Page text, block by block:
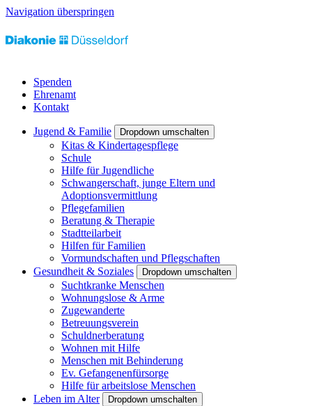
Navigation überspringen
Spenden
Ehrenamt
Kontakt
Jugend & Familie Dropdown umschalten
Kitas & Kindertagespflege
Schule
Hilfe für Jugendliche
Schwangerschaft, junge Eltern und
Adoptionsvermittlung
Pflegefamilien
Beratung & Therapie
Stadtteilarbeit
Hilfen für Familien
Vormundschaften und Pflegschaften
Gesundheit & Soziales
Dropdown umschalten
Suchtkranke Menschen
Wohnungslose & Arme
Zugewanderte
Betreuungsverein
Schuldnerberatung
Wohnen mit Hilfe
Menschen mit Behinderung
Ev. Gefangenenfürsorge
Hilfe für arbeitslose Menschen
Leben im Alter
Dropdown umschalten